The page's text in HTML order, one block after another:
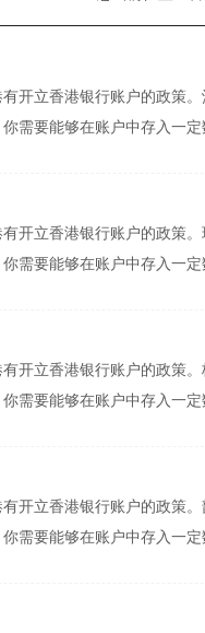
开立香港银行账户的政策
需要能够在账户中存入一
开立香港银行账户的政策
需要能够在账户中存入一
开立香港银行账户的政策
需要能够在账户中存入一
开立香港银行账户的政策
需要能够在账户中存入一